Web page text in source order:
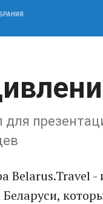
для
Belarus.Travel